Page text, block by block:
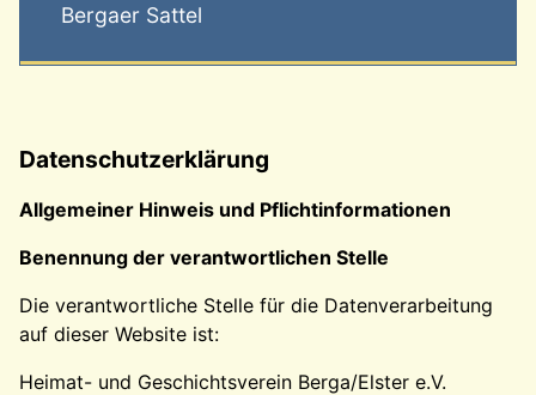
Bergaer Sattel
Datenschutzerklärung
Allgemeiner Hinweis und Pflichtinformationen
Benennung der verantwortlichen Stelle
Die verantwortliche Stelle für die Datenverarbeitung
auf dieser Website ist:
Heimat- und Geschichtsverein Berga/Elster e.V.